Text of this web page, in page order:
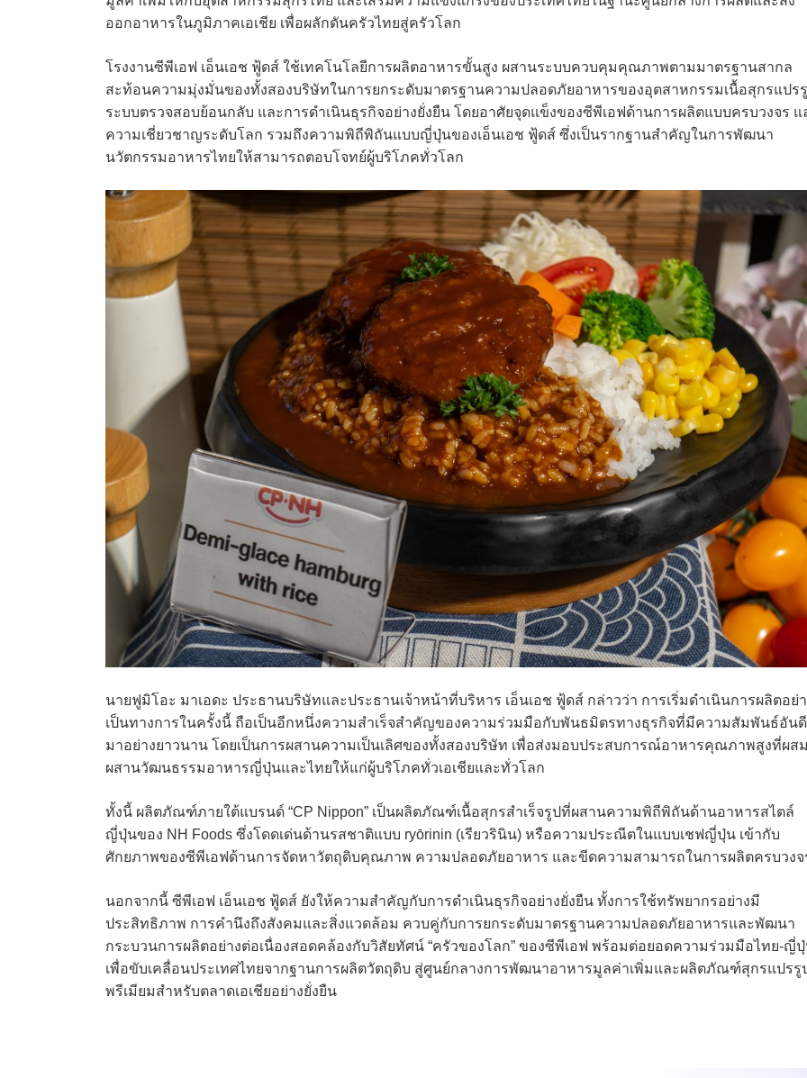
ออกอาหารในภูมิภาคเอเชีย เพื่อผลักดันครัวไทยสู่ครัวโลก
โรงงานซีพีเอฟ เอ็นเอช ฟู้ดส์ ใช้เทคโนโลยีการผลิตอาหารขั้นสูง ผสานระบบควบคุมคุณภาพตามมาตรฐานสากล
สะท้อนความมุ่งมั่นของทั้งสองบริษัทในการยกระดับมาตรฐานความปลอดภัยอาหารของอุตสาหกรรมเนื้อสุกรแปร
ระบบตรวจสอบย้อนกลับ และการดำเนินธุรกิจอย่างยั่งยืน โดยอาศัยจุดแข็งของซีพีเอฟด้านการผลิตแบบครบวงจร แ
ความเชี่ยวชาญระดับโลก รวมถึงความพิถีพิถันแบบญี่ปุ่นของเอ็นเอช ฟู้ดส์ ซึ่งเป็นรากฐานสำคัญในการพัฒนา
นวัตกรรมอาหารไทยให้สามารถตอบโจทย์ผู้บริโภคทั่วโลก
นายฟูมิโอะ มาเอดะ ประธานบริษัทและประธานเจ้าหน้าที่บริหาร เอ็นเอช ฟู้ดส์ กล่าวว่า การเริ่มดำเนินการผลิตอย่
เป็นทางการในครั้งนี้ ถือเป็นอีกหนึ่งความสำเร็จสำคัญของความร่วมมือกับพันธมิตรทางธุรกิจที่มีความสัมพันธ์อันดี
มาอย่างยาวนาน โดยเป็นการผสานความเป็นเลิศของทั้งสองบริษัท เพื่อส่งมอบประสบการณ์อาหารคุณภาพสูงที่ผสม
ผสานวัฒนธรรมอาหารญี่ปุ่นและไทยให้แก่ผู้บริโภคทั่วเอเชียและทั่วโลก
ทั้งนี้ ผลิตภัณฑ์ภายใต้แบรนด์ “CP Nippon” เป็นผลิตภัณฑ์เนื้อสุกรสำเร็จรูปที่ผสานความพิถีพิถันด้านอาหารสไตล์
ญี่ปุ่นของ NH Foods ซึ่งโดดเด่นด้านรสชาติแบบ ryōrinin (เรียวรินิน) หรือความประณีตในแบบเชฟญี่ปุ่น เข้ากับ
ศักยภาพของซีพีเอฟด้านการจัดหาวัตถุดิบคุณภาพ ความปลอดภัยอาหาร และขีดความสามารถในการผลิตครบวงจ
นอกจากนี้ ซีพีเอฟ เอ็นเอช ฟู้ดส์ ยังให้ความสำคัญกับการดำเนินธุรกิจอย่างยั่งยืน ทั้งการใช้ทรัพยากรอย่างมี
ประสิทธิภาพ การคำนึงถึงสังคมและสิ่งแวดล้อม ควบคู่กับการยกระดับมาตรฐานความปลอดภัยอาหารและพัฒนา
กระบวนการผลิตอย่างต่อเนื่องสอดคล้องกับวิสัยทัศน์ “ครัวของโลก” ของซีพีเอฟ พร้อมต่อยอดความร่วมมือไทย-ญี่
เพื่อขับเคลื่อนประเทศไทยจากฐานการผลิตวัตถุดิบ สู่ศูนย์กลางการพัฒนาอาหารมูลค่าเพิ่มและผลิตภัณฑ์สุกรแปรรู
พรีเมียมสำหรับตลาดเอเชียอย่างยั่งยืน